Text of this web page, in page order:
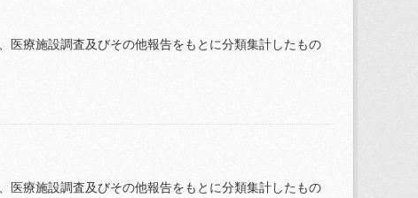
医療施設調査及びその他報告をもとに分類集計したもの
医療施設調査及びその他報告をもとに分類集計したもの